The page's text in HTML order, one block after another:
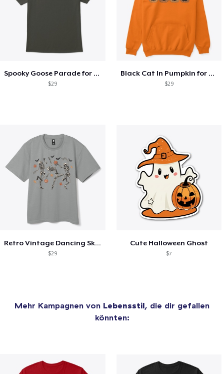
Spooky Goose Parade for Halloween
$29
Black Cat In Pumpkin for Halloween
$29
Retro Vintage Dancing Skeletons
$29
Cute Halloween Ghost
$7
Mehr Kampagnen von Lebensstil, die dir gefallen
könnten: